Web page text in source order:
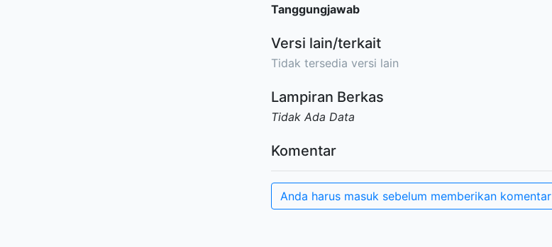
Tanggungjawab
Versi lain/terkait
Tidak tersedia versi lain
Lampiran Berkas
Tidak Ada Data
Komentar
Anda harus masuk sebelum memberikan komentar